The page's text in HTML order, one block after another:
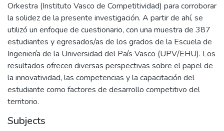
Orkestra (Instituto Vasco de Competitividad) para corroborar
la solidez de la presente investigación. A partir de ahí, se
utilizó un enfoque de cuestionario, con una muestra de 387
estudiantes y egresados/as de los grados de la Escuela de
Ingeniería de la Universidad del País Vasco (UPV/EHU). Los
resultados ofrecen diversas perspectivas sobre el papel de
la innovatividad, las competencias y la capacitación del
estudiante como factores de desarrollo competitivo del
territorio.
Subjects